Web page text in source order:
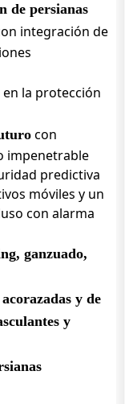
de persianas
integración de
la protección
con
impenetrable
predictiva
móviles y un
con alarma
ganzuado,
y de
y